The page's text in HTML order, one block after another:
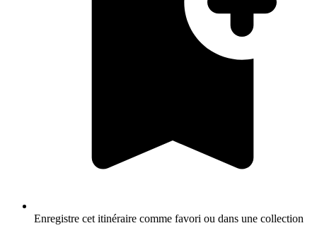
Enregistre cet itinéraire comme favori ou dans une collection